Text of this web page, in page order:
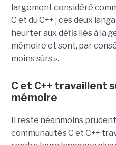
largement considéré
C et du C++ ; ces deux
heurter aux défis liés à la
mémoire et sont, par
moins sûrs ».
C et C++ travaillent
mémoire
Il reste néanmoins
communautés C et C++